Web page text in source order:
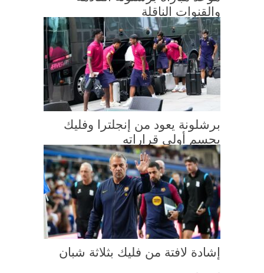
والقنوات الناقلة
برشلونة يعود من إنجلترا وفليك
يحسم أولى قراراته
إشادة لافتة من فليك بثلاثة شبان